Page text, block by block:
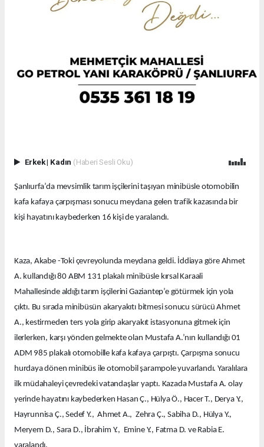
Erkek| Kadın (Haberi Sesli Oku)
Şanlıurfa’da mevsimlik tarım işçilerini taşıyan minibüsle otomobilin
kafa kafaya çarpışması sonucu meydana gelen trafik kazasında bir
kişi hayatını kaybederken 16 kişi de yaralandı.
Kaza, Akabe -Toki çevreyolunda meydana geldi. İddiaya göre Ahmet
A. kullandığı 80 ABM 131 plakalı minibüsle kırsal Karaali
Mahallesinde aldığı tarım işçilerini Gaziantep’e götürmek için yola
çıktı. Bu sırada minibüsün akaryakıtı bitmesi sonucu sürücü Ahmet
A., kestirmeden ters yola girip akaryakıt istasyonuna gitmek için
ilerlerken, karşı yönden gelmekte olan Mustafa A.’nın kullandığı 01
ADM 985 plakalı otomobille kafa kafaya çarpıştı. Çarpışma sonucu
hurdaya dönen minibüs ile otomobil şarampole yuvarlandı. Yaralılara
ilk müdahaleyi çevredeki vatandaşlar yaptı. Kazada Mustafa A. olay
yerinde hayatını kaybederken Hasan Ç., Hülya Ö., Hacer T., Derya Y.,
Hayrunnisa Ç., Sedef Y., Ahmet A., Zehra Ç., Sabiha D., Hülya Y.,
Meryem D., Sara D., İbrahim Y., Emine Y., Fatma D. ve Rabia E.